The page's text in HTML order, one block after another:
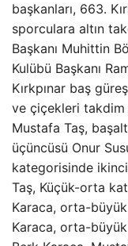
başkanları, 663.
sporculara altın
Başkanı Muhittin
Kulübü Başkanı
Kırkpınar baş
ve çiçekleri takdim
Mustafa Taş,
üçüncüsü Onur
kategorisinde
Taş, Küçük-orta
Karaca, orta-
Karaca, orta-